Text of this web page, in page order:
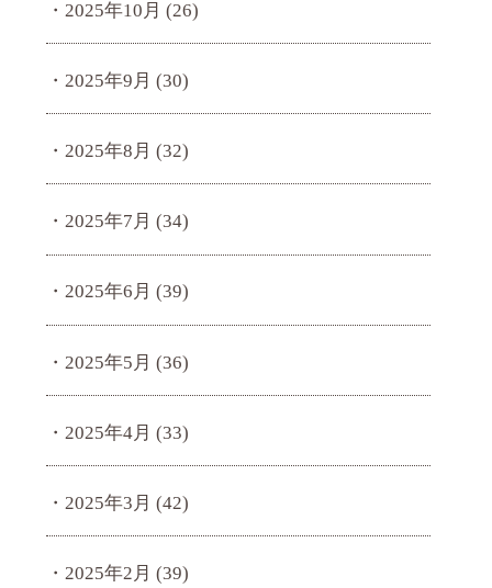
2025年10月 (26)
2025年9月 (30)
2025年8月 (32)
2025年7月 (34)
2025年6月 (39)
2025年5月 (36)
2025年4月 (33)
2025年3月 (42)
2025年2月 (39)